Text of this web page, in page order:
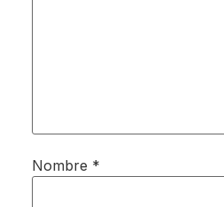
Nombre *